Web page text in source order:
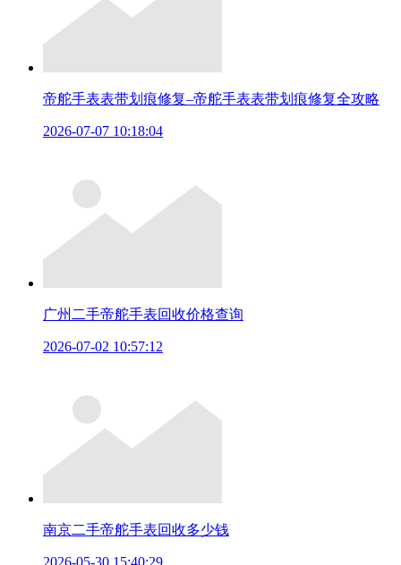
帝舵手表表带划痕修复–帝舵手表表带划痕修复全攻略
2026-07-07 10:18:04
广州二手帝舵手表回收价格查询
2026-07-02 10:57:12
南京二手帝舵手表回收多少钱